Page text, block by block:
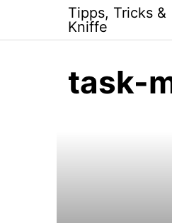
Tipps, Tricks &
Kniffe
task-